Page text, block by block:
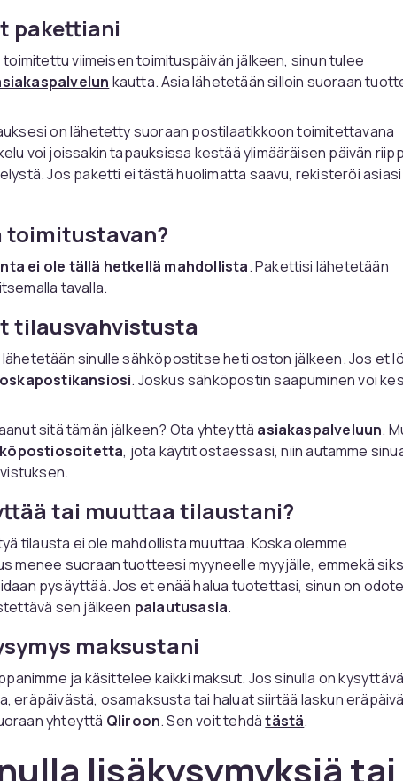
pakettiani
viimeisen toimituspäivän jälkeen, sinun tulee
kautta. Asia lähetetään silloin suoraan
on lähetetty suoraan postilaatikkoon toimitettavana
voi joissakin tapauksissa kestää ylimääräisen päivän
Jos paketti ei tästä huolimatta saavu, rekisteröi asiasi
toimitustavan?
ei ole tällä hetkellä mahdollista. Pakettisi lähetetään
tavalla.
tilausvahvistusta
sinulle sähköpostitse heti oston jälkeen. Jos et
. Joskus sähköpostin saapuminen voi
sitä tämän jälkeen? Ota yhteyttä asiakaspalveluun.
, jota käytit ostaessasi, niin autamme
tai muuttaa tilaustani?
tilausta ei ole mahdollista muuttaa. Koska olemme
menee suoraan tuotteesi myyneelle myyjälle, emmekä
pysäyttää. Jos et enää halua tuotettasi, sinun on
sen jälkeen palautusasia.
maksustani
ja käsittelee kaikki maksut. Jos sinulla on
eräpäivästä, osamaksusta tai haluat siirtää laskun
yhteyttä Qliroon. Sen voit tehdätästä.
lisäkysymyksiä tai